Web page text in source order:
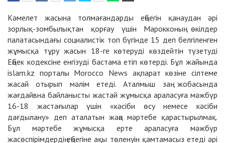
Кәмелет жасына толмағандарды еңбегін қанаудан әрі
зорлық-зомбылықтан қорғау үшін Марокконың өкілдер
палатасындағы социалистік топ бүгінде 15 деп белгіленген
жұмысқа тұру жасын 18-ге көтеруді көздейтін түзетуді
Еңбек кодексіне енгізуді бастама етіп көтерді. Бұл жайында
islam.kz порталы Morocco News ақпарат көзіне сілтеме
жасай отырып мәлім етеді. Аталмыш заң жобасында
жағдайвна байланысты жастай жұмысқа араласуға мәжбүр
16-18 жастағылар үшін «кәсіби өсу немесе кәсіби
дағдылану» деп аталатын жаңа мәртебе қарастырылмақ.
Бұл мәртебе жұмысқа ерте араласуға мәжбүр
жасөспірімдердің еңбегіне ақы төленуін қамтамасыз етеді әрі